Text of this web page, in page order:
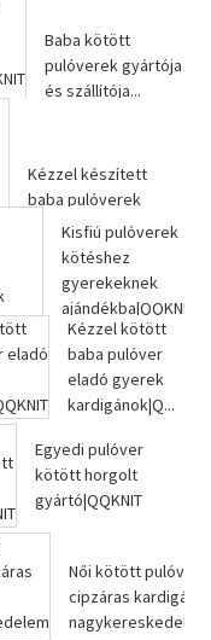
Baba kötött
pulóverek gyártója
és szállítója...
Kézzel készített
baba pulóverek
gyapjú gyerek kötött
pulóver...
Kisfiú pulóverek
kötéshez
gyerekeknek
ajándékba|QQKNIT
Kézzel kötött
baba pulóver
eladó gyerek
kardigánok|Q...
Egyedi pulóver
kötött horgolt
gyártó|QQKNIT
Női kötött pulóverek
cipzáras kardigánok
nagykereskedelme...